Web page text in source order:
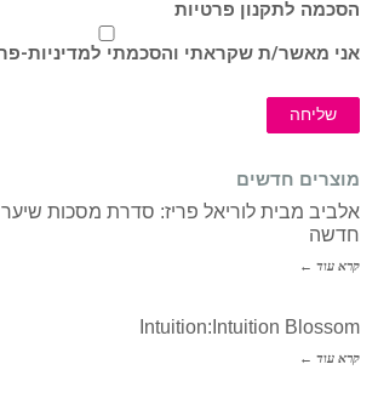
הסכמה לתקנון פרטיות
אני מאשר/ת שקראתי והסכמתי למדיניות-
שליחה
מוצרים חדשים
אלביב מבית לוריאל פריז: סדרת מסכות שיער
חדשה
קרא עוד ←
Intuition:Intuition Blossom
קרא עוד ←